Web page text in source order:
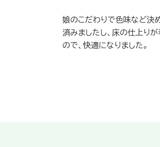
娘のこだわりで色味など決
済みましたし、床の仕上り
ので、快適になりました。